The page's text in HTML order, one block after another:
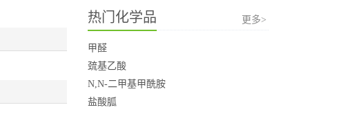
热门化学品 更多>
甲醛
巯基乙酸
N,N-二甲基甲酰胺
盐酸胍